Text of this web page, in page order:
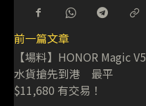
前一篇文章
【場料】HONOR Magic V5
水貨搶先到港 最平
$11,680 有交易！